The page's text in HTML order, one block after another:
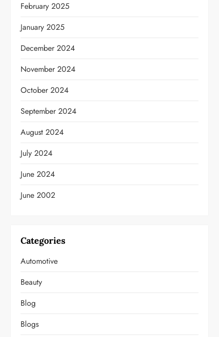
February 2025
January 2025
December 2024
November 2024
October 2024
September 2024
August 2024
July 2024
June 2024
June 2002
Categories
Automotive
Beauty
Blog
Blogs